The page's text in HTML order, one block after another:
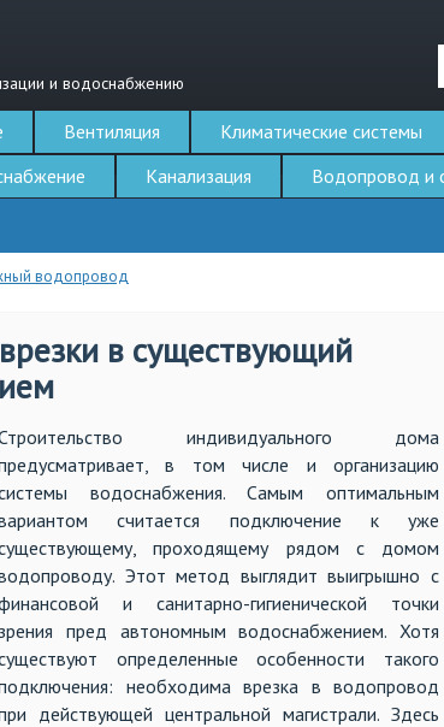
и водоснабжению
Вентиляция Климатические системы
Канализация Водопровод и
водопровод
в существующий
индивидуального дома
в том числе и организацию
водоснабжения. Самым оптимальным
считается подключение к уже
проходящему рядом с домом
Этот метод выглядит выигрышно с
и санитарно-гигиенической точки
зрения пред автономным водоснабжением. Хотя
определенные особенности такого
необходима врезка в водопровод
действующей центральной магистрали. Здесь